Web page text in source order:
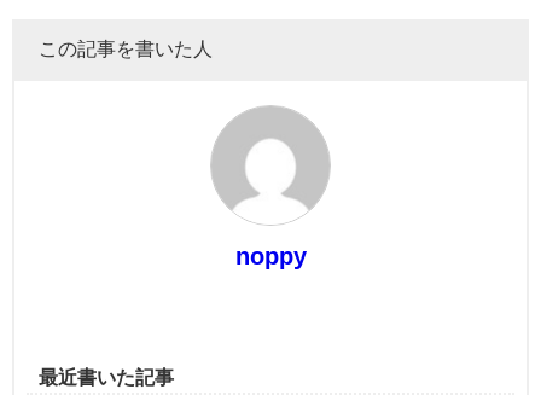
この記事を書いた人
noppy
最近書いた記事